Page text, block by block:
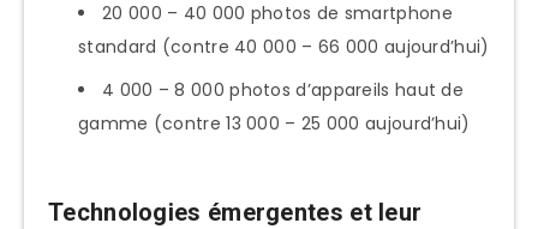
20 000 – 40 000 photos de smartphone
standard (contre 40 000 – 66 000 aujourd’hui)
4 000 – 8 000 photos d’appareils haut de
gamme (contre 13 000 – 25 000 aujourd’hui)
Technologies émergentes et leur